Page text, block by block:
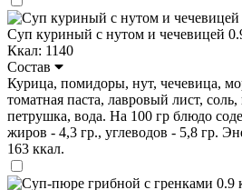
Суп куриный с нутом и чечевицей
Ккал: 1140
Состав
Курица, помидоры, нут, чечевица,
томатная паста, лавровый лист,
петрушка, вода. На 100 гр блюдо
жиров - 4,3 гр., углеводов - 5,8 гр.
163 ккал.